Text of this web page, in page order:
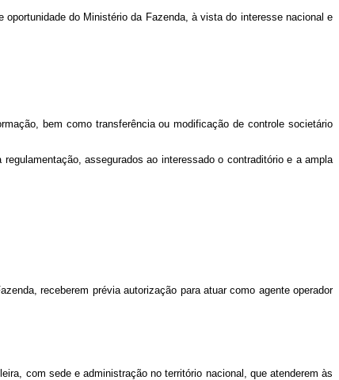
do Ministério da Fazenda, à vista do interesse nacional e
bem como transferência ou modificação de controle societário
assegurados ao interessado o contraditório e a ampla
receberem prévia autorização para atuar como agente operador
com sede e administração no território nacional, que atenderem às